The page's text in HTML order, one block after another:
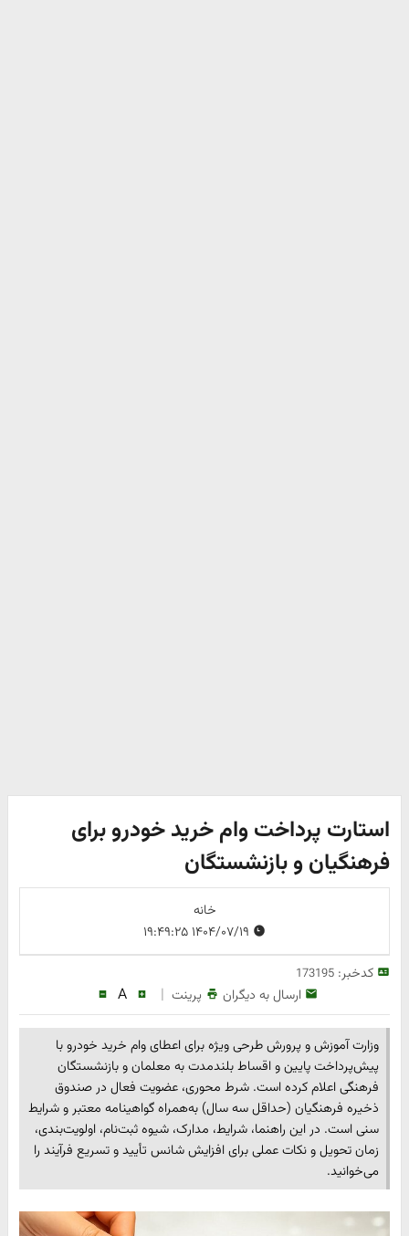
استارت پرداخت وام خرید خودرو برای
فرهنگیان و بازنشستگان
خانه
کدخبر:173195
ارسال به دیگران پرینت |
A
وزارت آموزش و پرورش طرحی ویژه برای اعطای وام خرید خودرو با
پیش‌پرداخت پایین و اقساط بلندمدت به معلمان و بازنشستگان
فرهنگی اعلام کرده است. شرط محوری، عضویت فعال در صندوق
ذخیره فرهنگیان (حداقل سه سال) به‌همراه گواهینامه معتبر و شرایط
سنی است. در این راهنما، شرایط، مدارک، شیوه ثبت‌نام، اولویت‌بندی،
زمان تحویل و نکات عملی برای افزایش شانس تأیید و تسریع فرآیند را
می‌خوانید.